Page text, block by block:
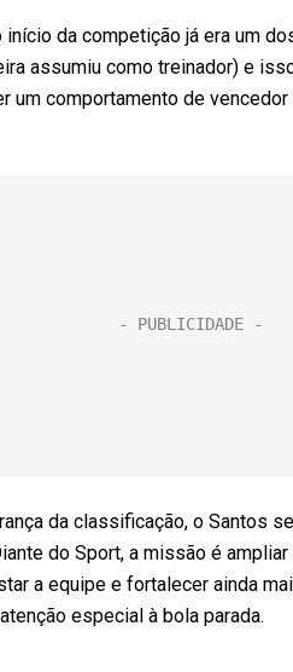
início da competição já era um
assumiu como treinador) e
um comportamento de
da classificação, o Santos
do Sport, a missão é
a equipe e fortalecer ainda
especial à bola parada.